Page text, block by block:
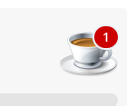
1